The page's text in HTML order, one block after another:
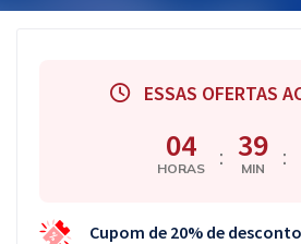
ESSAS OFERTAS
04
HORAS : 39
MIN :
Cupom de 20% de desconto